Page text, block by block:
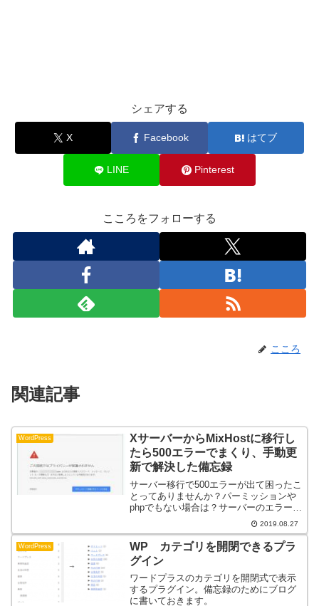
シェアする
X Facebook はてブ
LINE Pinterest
こころをフォローする
こころ
関連記事
WordPress
XサーバーからMixHostに移行し
たら500エラーでまくり、手動更
新で解決した備忘録
サーバー移行で500エラーが出て困ったこ
とってありませんか？パーミッションや
phpでもない場合は？サーバーのエラーロ
グをググってみましょう。解決策は必ず
あります。wpを手動で更新したら、解決
しました。詳細は記事を参考にして下さ
い。
2019.08.27
WordPress
WP カテゴリを開閉できるプラ
グイン
ワードプラスのカテゴリを開閉式で表示
するプラグイン。備忘録のためにブログ
に書いておきます。